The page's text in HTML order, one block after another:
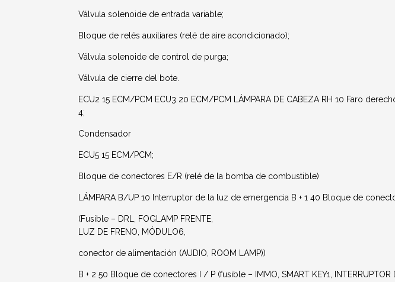
Válvula solenoide de entrada variable;
Bloque de relés auxiliares (relé de aire acondicionado);
Válvula solenoide de control de purga;
Válvula de cierre del bote.
ECU2 15 ECM/PCM ECU3 20 ECM/PCM LÁMPARA DE CABEZA RH 10 Faro
4;
Condensador
ECU5 15 ECM/PCM;
Bloque de conectores E/R (relé de la bomba de combustible)
LÁMPARA B/UP 10 Interruptor de la luz de emergencia B + 1 40 Bloque de
(Fusible – DRL, FOGLAMP FRENTE,
LUZ DE FRENO, MÓDULO6,
conector de alimentación (AUDIO, ROOM LAMP))
B + 2 50 Bloque de conectores I / P (fusible – IMMO, SMART KEY1, INTERRUPTOR